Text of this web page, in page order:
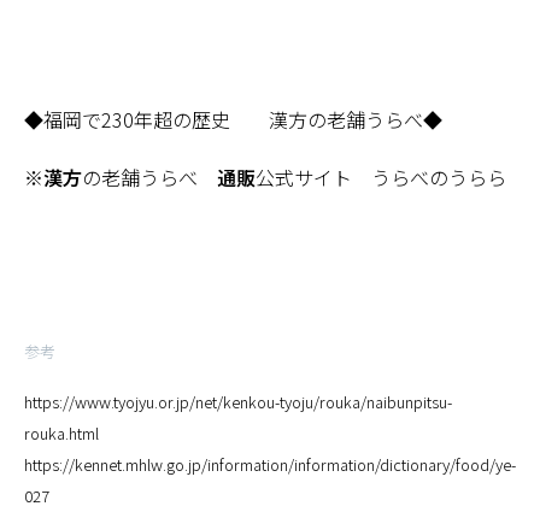
◆福岡で230年超の歴史 漢方の老舗うらべ◆
※漢方の老舗うらべ 通販公式サイト うらべのうらら
参考
https://www.tyojyu.or.jp/net/kenkou-tyoju/rouka/naibunpitsu-
rouka.html
https://kennet.mhlw.go.jp/information/information/dictionary/food/ye-
027